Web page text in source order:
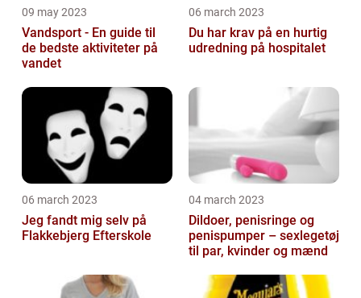
09 may 2023
Vandsport - En guide til
de bedste aktiviteter på
vandet
06 march 2023
Du har krav på en hurtig
udredning på hospitalet
06 march 2023
Jeg fandt mig selv på
Flakkebjerg Efterskole
04 march 2023
Dildoer, penisringe og
penispumper – sexlegetøj
til par, kvinder og mænd